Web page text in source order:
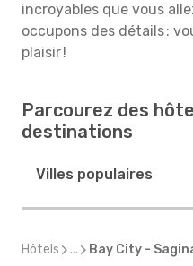
incroyables que vous
occupons des détails :
plaisir !
Parcourez des
destinations
Villes populaires
Hôtels ... Bay City -